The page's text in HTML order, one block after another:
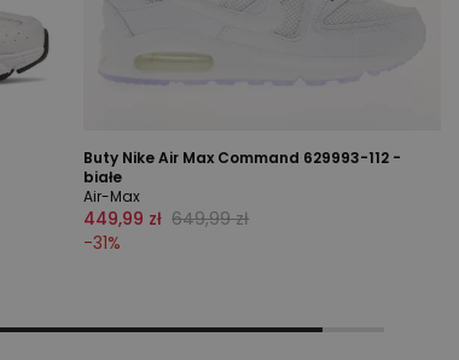
Buty Nike Air Max Command 629993-112 -
białe
Air-Max
449,99 zł 649,99 zł
-31%